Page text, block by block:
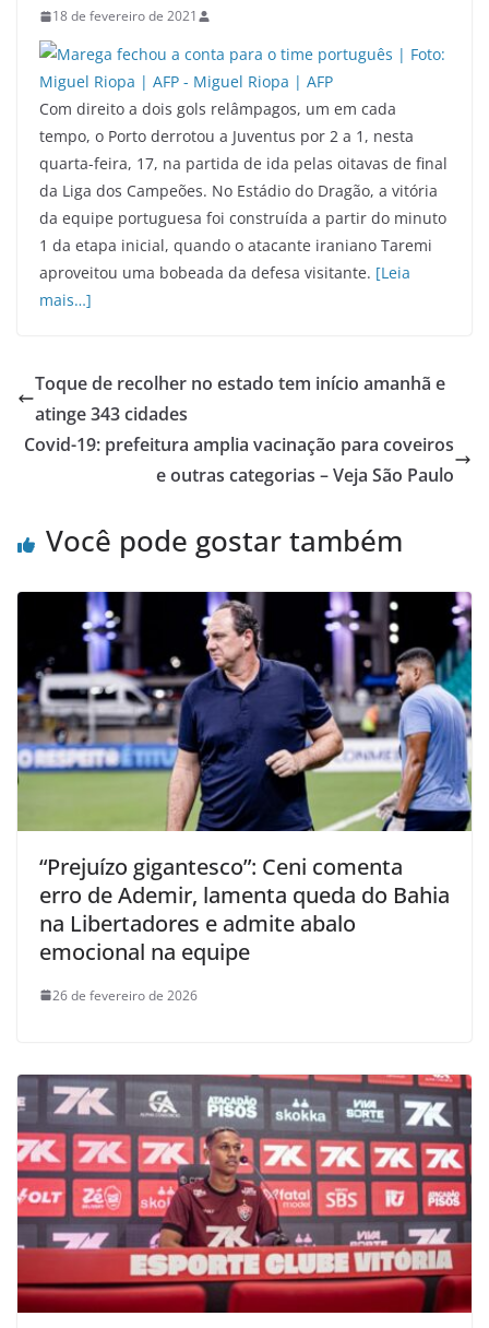
18 de fevereiro de 2021
Com direito a dois gols relâmpagos, um em cada
tempo, o Porto derrotou a Juventus por 2 a 1, nesta
quarta-feira, 17, na partida de ida pelas oitavas de final
da Liga dos Campeões. No Estádio do Dragão, a vitória
da equipe portuguesa foi construída a partir do minuto
1 da etapa inicial, quando o atacante iraniano Taremi
aproveitou uma bobeada da defesa visitante. [Leia
mais…]
Toque de recolher no estado tem início amanhã e
atinge 343 cidades
Covid-19: prefeitura amplia vacinação para coveiros
e outras categorias – Veja São Paulo
Você pode gostar também
“Prejuízo gigantesco”: Ceni comenta
erro de Ademir, lamenta queda do Bahia
na Libertadores e admite abalo
emocional na equipe
26 de fevereiro de 2026